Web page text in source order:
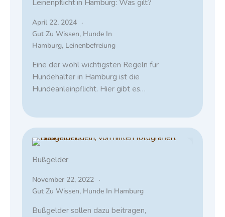
Leinenpflicht in Hamburg: Was gilt?
April 22, 2024
Gut Zu Wissen, Hunde In
Hamburg, Leinenbefreiung
Eine der wohl wichtigsten Regeln für
Hundehalter in Hamburg ist die
Hundeanleinpflicht. Hier gibt es…
Bußgelder
November 22, 2022
Gut Zu Wissen, Hunde In Hamburg
Bußgelder sollen dazu beitragen,